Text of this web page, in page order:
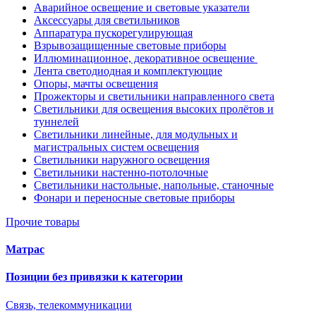
Аварийное освещение и световые указатели
Аксессуары для светильников
Аппаратура пускорегулирующая
Взрывозащищенные световые приборы
Иллюминационное, декоративное освещение
Лента светодиодная и комплектующие
Опоры, мачты освещения
Прожекторы и светильники направленного света
Светильники для освещения высоких пролётов и
туннелей
Светильники линейные, для модульных и
магистральных систем освещения
Светильники наружного освещения
Светильники настенно-потолочные
Светильники настольные, напольные, станочные
Фонари и переносные световые приборы
Прочие товары
Матрас
Позиции без привязки к категории
Связь, телекоммуникации